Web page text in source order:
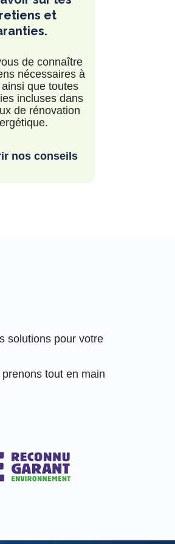
et
de connaître
nécessaires à
que toutes
incluses dans
de rénovation
nos conseils
solutions pour votre
tout en main